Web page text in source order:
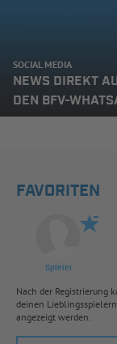
SOCIAL MEDIA
NEWS DIREKT
DEN BFV-
FAVORITEN
Spieler
Nach der Registrierung
deinen
angezeigt werden.